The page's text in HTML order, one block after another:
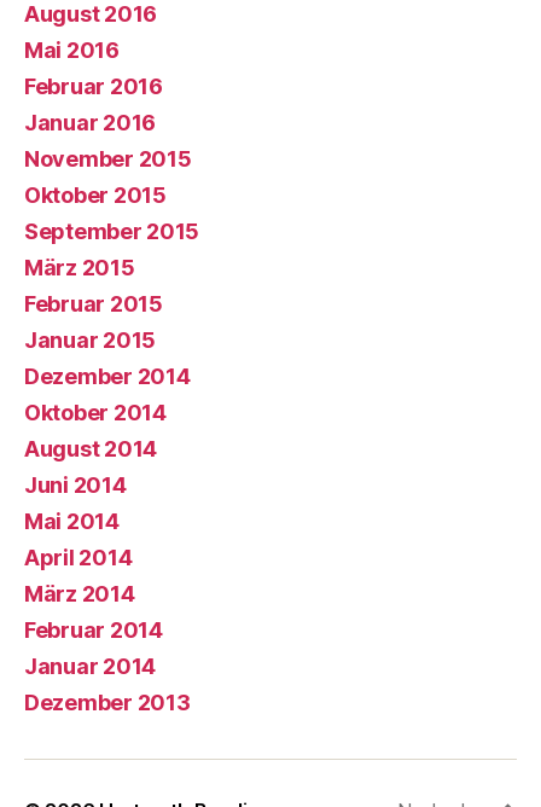
August 2016
Mai 2016
Februar 2016
Januar 2016
November 2015
Oktober 2015
September 2015
März 2015
Februar 2015
Januar 2015
Dezember 2014
Oktober 2014
August 2014
Juni 2014
Mai 2014
April 2014
März 2014
Februar 2014
Januar 2014
Dezember 2013